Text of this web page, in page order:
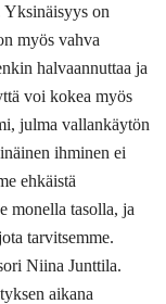
on
myös vahva
halvaannuttaa ja
voi kokea myös
julma vallankäytön
ihminen ei
ehkäistä
monella tasolla, ja
tarvitsemme.
Niina Junttila.
aikana